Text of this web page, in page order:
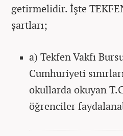
getirmelidir. İşte
şartları;
a) Tekfen Vakfı
Cumhuriyeti
okullarda okuyan
öğrenciler